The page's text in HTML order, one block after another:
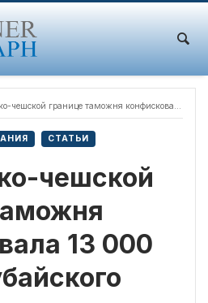
границе таможня конфисковала 13 000 плиток дубайского шоколада
СТАТЬИ
чешской
13 000